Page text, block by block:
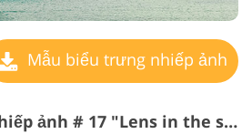
Mẫu biểu trưng nhiếp ảnh
Biểu trưng cho Nhiếp ảnh # 17 "Lens in the shape của waves"